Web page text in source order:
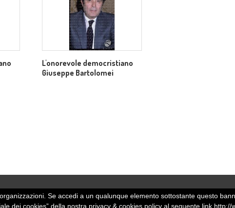
L'onorevole democristiano
Giuseppe Bartolomei
Se accedi a un qualunque elemento sottostante questo
dei cookies” della nostra privacy & cookies policy al seguente link http://